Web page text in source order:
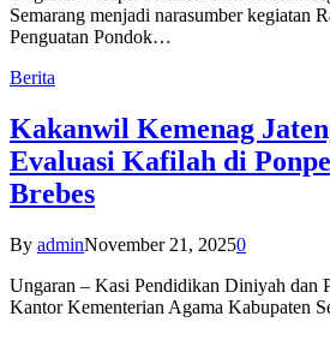
Semarang menjadi narasumber kegiatan
Penguatan Pondok…
Berita
Kakanwil Kemenag
Evaluasi Kafilah di
Brebes
By adminNovember 21, 20250
Ungaran – Kasi Pendidikan Diniyah dan
Kantor Kementerian Agama Kabupaten